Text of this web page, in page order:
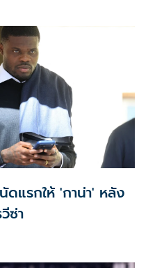
ทย เพื่อพบกับ BG Pathum
ดอุ่นเครื่อง ระดับนานาชาติ
ดแรกให้ 'กาน่า' หลัง
ซ่า